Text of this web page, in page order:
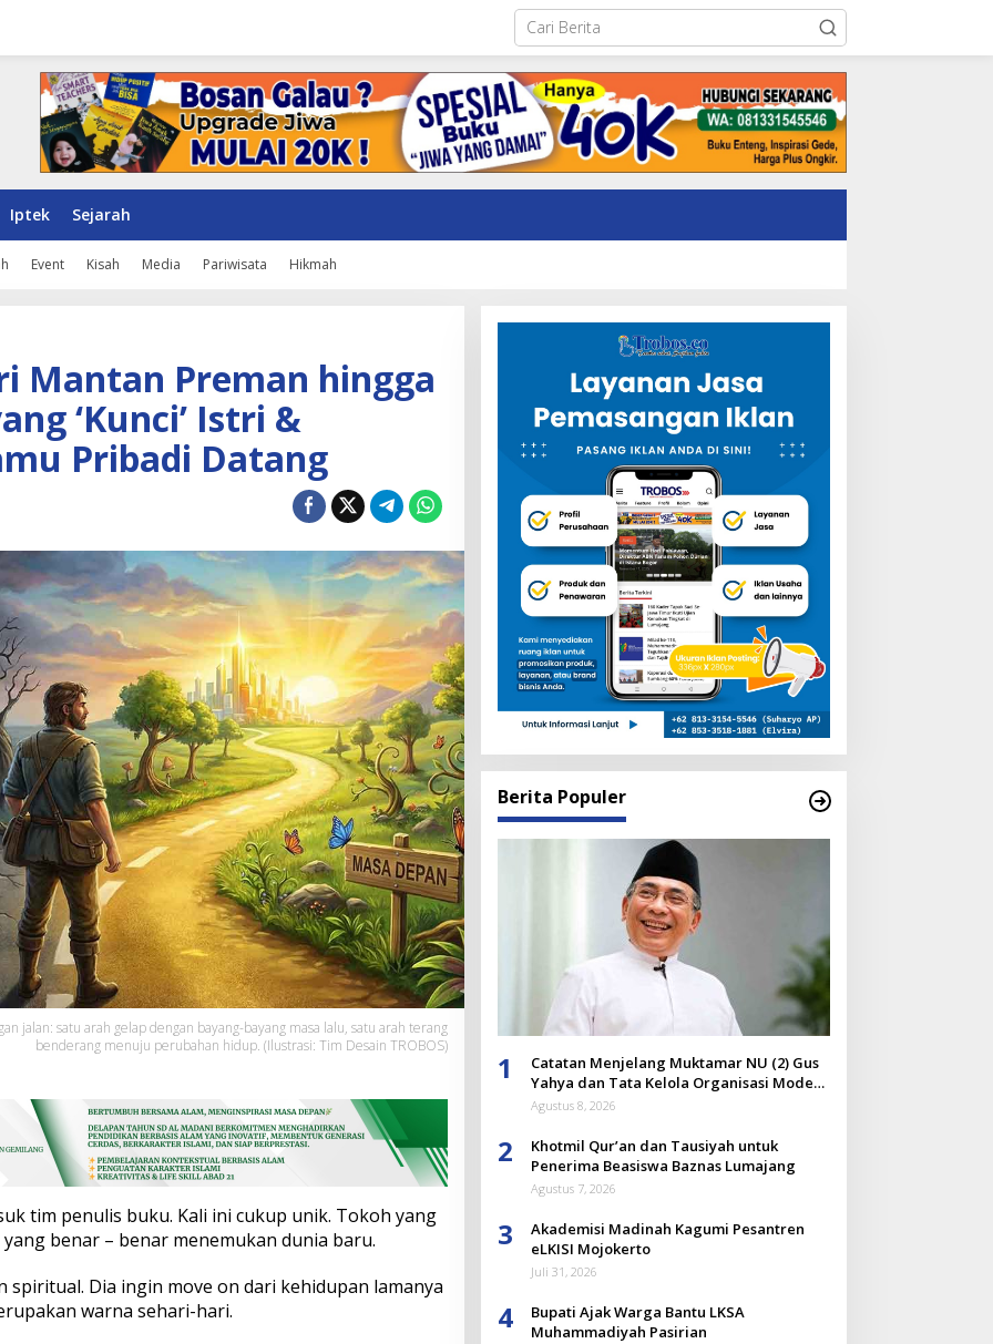
Iptek Sejarah
Event Kisah Media Pariwisata Hikmah
Mantan Preman hingga
‘Kunci’ Istri &
Pribadi Datang
jalan: satu arah gelap dengan bayang-bayang masa lalu, satu arah terang
benderang menuju perubahan hidup. (Ilustrasi: Tim Desain TROBOS)
tim penulis buku. Kali ini cukup unik. Tokoh yang
benar – benar menemukan dunia baru.
spiritual. Dia ingin move on dari kehidupan lamanya
warna sehari-hari.
Berita Populer
1
Catatan Menjelang Muktamar NU (2) Gus
Yahya dan Tata Kelola Organisasi Modern
yang Menyandera Dirinya
Agustus 8, 2026
2
Khotmil Qur’an dan Tausiyah untuk
Penerima Beasiswa Baznas Lumajang
Agustus 7, 2026
3
Akademisi Madinah Kagumi Pesantren
eLKISI Mojokerto
Juli 31, 2026
4
Bupati Ajak Warga Bantu LKSA
Muhammadiyah Pasirian